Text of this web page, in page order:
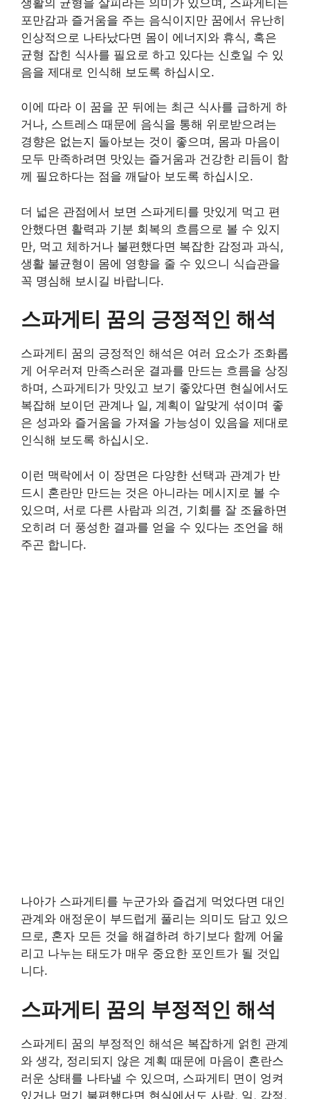
포만감과 즐거움을 주는 음식이지만 꿈에서 유난히
인상적으로 나타났다면 몸이 에너지와 휴식, 혹은
균형 잡힌 식사를 필요로 하고 있다는 신호일 수 있
음을 제대로 인식해 보도록 하십시오.
이에 따라 이 꿈을 꾼 뒤에는 최근 식사를 급하게 하
거나, 스트레스 때문에 음식을 통해 위로받으려는
경향은 없는지 돌아보는 것이 좋으며, 몸과 마음이
모두 만족하려면 맛있는 즐거움과 건강한 리듬이 함
께 필요하다는 점을 깨달아 보도록 하십시오.
더 넓은 관점에서 보면 스파게티를 맛있게 먹고 편
안했다면 활력과 기분 회복의 흐름으로 볼 수 있지
만, 먹고 체하거나 불편했다면 복잡한 감정과 과식,
생활 불균형이 몸에 영향을 줄 수 있으니 식습관을
꼭 명심해 보시길 바랍니다.
스파게티 꿈의 긍정적인 해석
스파게티 꿈의 긍정적인 해석은 여러 요소가 조화롭
게 어우러져 만족스러운 결과를 만드는 흐름을 상징
하며, 스파게티가 맛있고 보기 좋았다면 현실에서도
복잡해 보이던 관계나 일, 계획이 알맞게 섞이며 좋
은 성과와 즐거움을 가져올 가능성이 있음을 제대로
인식해 보도록 하십시오.
이런 맥락에서 이 장면은 다양한 선택과 관계가 반
드시 혼란만 만드는 것은 아니라는 메시지로 볼 수
있으며, 서로 다른 사람과 의견, 기회를 잘 조율하면
오히려 더 풍성한 결과를 얻을 수 있다는 조언을 해
주곤 합니다.
나아가 스파게티를 누군가와 즐겁게 먹었다면 대인
관계와 애정운이 부드럽게 풀리는 의미도 담고 있으
므로, 혼자 모든 것을 해결하려 하기보다 함께 어울
리고 나누는 태도가 매우 중요한 포인트가 될 것입
니다.
스파게티 꿈의 부정적인 해석
스파게티 꿈의 부정적인 해석은 복잡하게 얽힌 관계
와 생각, 정리되지 않은 계획 때문에 마음이 혼란스
러운 상태를 나타낼 수 있으며, 스파게티 면이 엉켜
있거나 먹기 불편했다면 현실에서도 사람, 일, 감정,